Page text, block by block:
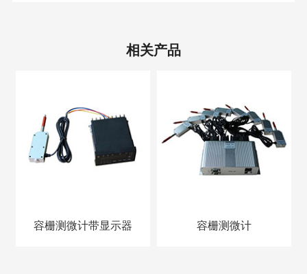
相关产品
容栅测微计带显示器 容栅测微计